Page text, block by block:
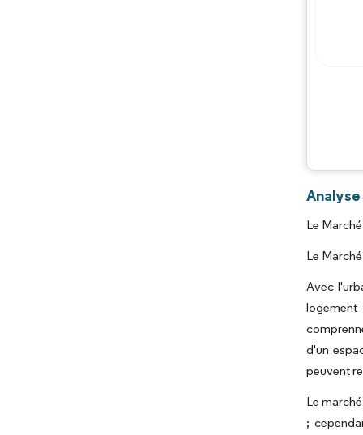
Le
Le
Avec
logement
d'un
peuvent
Le
;